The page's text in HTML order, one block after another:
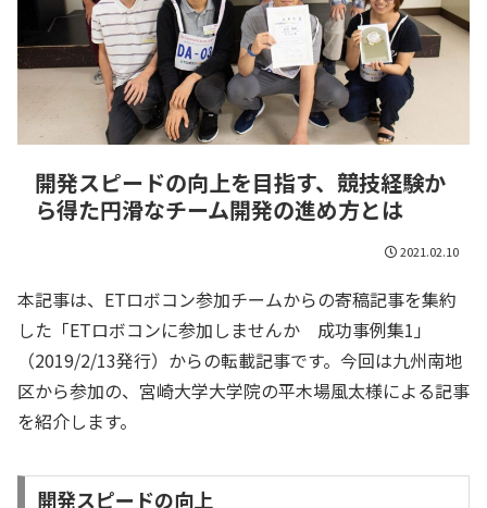
開発スピードの向上を目指す、競技経験か
ら得た円滑なチーム開発の進め方とは
2021.02.10
本記事は、ETロボコン参加チームからの寄稿記事を集約
した「ETロボコンに参加しませんか 成功事例集1」
（2019/2/13発行）からの転載記事です。今回は九州南地
区から参加の、宮崎大学大学院の平木場風太様による記事
を紹介します。
開発スピードの向上